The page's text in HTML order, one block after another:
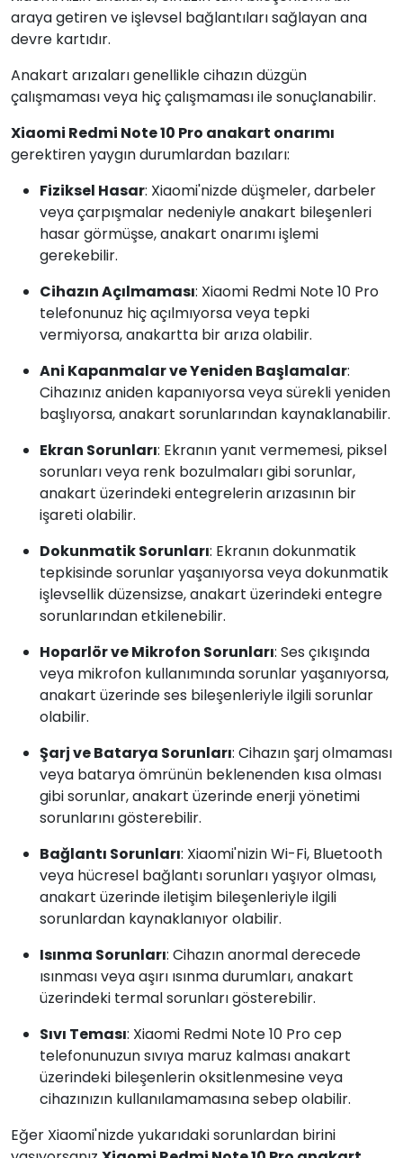
araya getiren ve işlevsel bağlantıları sağlayan ana
devre kartıdır.
Anakart arızaları genellikle cihazın düzgün
çalışmaması veya hiç çalışmaması ile sonuçlanabilir.
Xiaomi Redmi Note 10 Pro anakart onarımı
gerektiren yaygın durumlardan bazıları:
Fiziksel Hasar: Xiaomi'nizde düşmeler, darbeler
veya çarpışmalar nedeniyle anakart bileşenleri
hasar görmüşse, anakart onarımı işlemi
gerekebilir.
Cihazın Açılmaması: Xiaomi Redmi Note 10 Pro
telefonunuz hiç açılmıyorsa veya tepki
vermiyorsa, anakartta bir arıza olabilir.
Ani Kapanmalar ve Yeniden Başlamalar:
Cihazınız aniden kapanıyorsa veya sürekli yeniden
başlıyorsa, anakart sorunlarından kaynaklanabilir.
Ekran Sorunları: Ekranın yanıt vermemesi, piksel
sorunları veya renk bozulmaları gibi sorunlar,
anakart üzerindeki entegrelerin arızasının bir
işareti olabilir.
Dokunmatik Sorunları: Ekranın dokunmatik
tepkisinde sorunlar yaşanıyorsa veya dokunmatik
işlevsellik düzensizse, anakart üzerindeki entegre
sorunlarından etkilenebilir.
Hoparlör ve Mikrofon Sorunları: Ses çıkışında
veya mikrofon kullanımında sorunlar yaşanıyorsa,
anakart üzerinde ses bileşenleriyle ilgili sorunlar
olabilir.
Şarj ve Batarya Sorunları: Cihazın şarj olmaması
veya batarya ömrünün beklenenden kısa olması
gibi sorunlar, anakart üzerinde enerji yönetimi
sorunlarını gösterebilir.
Bağlantı Sorunları: Xiaomi'nizin Wi-Fi, Bluetooth
veya hücresel bağlantı sorunları yaşıyor olması,
anakart üzerinde iletişim bileşenleriyle ilgili
sorunlardan kaynaklanıyor olabilir.
Isınma Sorunları: Cihazın anormal derecede
ısınması veya aşırı ısınma durumları, anakart
üzerindeki termal sorunları gösterebilir.
Sıvı Teması: Xiaomi Redmi Note 10 Pro cep
telefonunuzun sıvıya maruz kalması anakart
üzerindeki bileşenlerin oksitlenmesine veya
cihazınızın kullanılamamasına sebep olabilir.
Eğer Xiaomi'nizde yukarıdaki sorunlardan birini